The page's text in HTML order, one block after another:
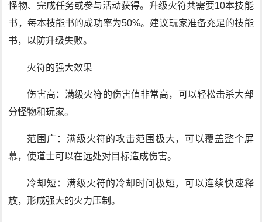
怪物、完成任务或参与活动获得。升级火符共需要10本技能
书，每本技能书的成功率为50%。建议玩家准备充足的技能
书，以防升级失败。
火符的强大效果
伤害高：满级火符的伤害值非常高，可以轻松击杀大部
分怪物和玩家。
范围广：满级火符的攻击范围极大，可以覆盖整个屏
幕，使道士可以在远处对目标造成伤害。
冷却短：满级火符的冷却时间极短，可以连续快速释
放，形成强大的火力压制。